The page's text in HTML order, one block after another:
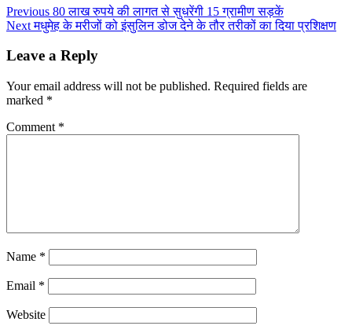
Previous 80 लाख रुपये की लागत से सुधरेंगी 15 ग्रामीण सड़कें
Nextमधुमेह के मरीजों को इंसुलिन डोज देने के तौर तरीकों का दिया प्रशिक्षण
Leave a Reply
Your email address will not be published. Required fields are
marked *
Comment *
Name *
Email *
Website